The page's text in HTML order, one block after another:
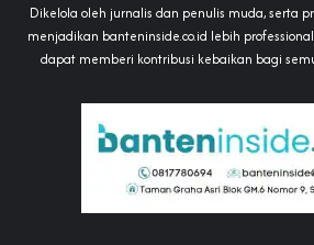
Dikelola oleh jurnalis dan penulis muda, serta
menjadikan banteninside.co.id lebih
dapat memberi kontribusi kebaikan bagi